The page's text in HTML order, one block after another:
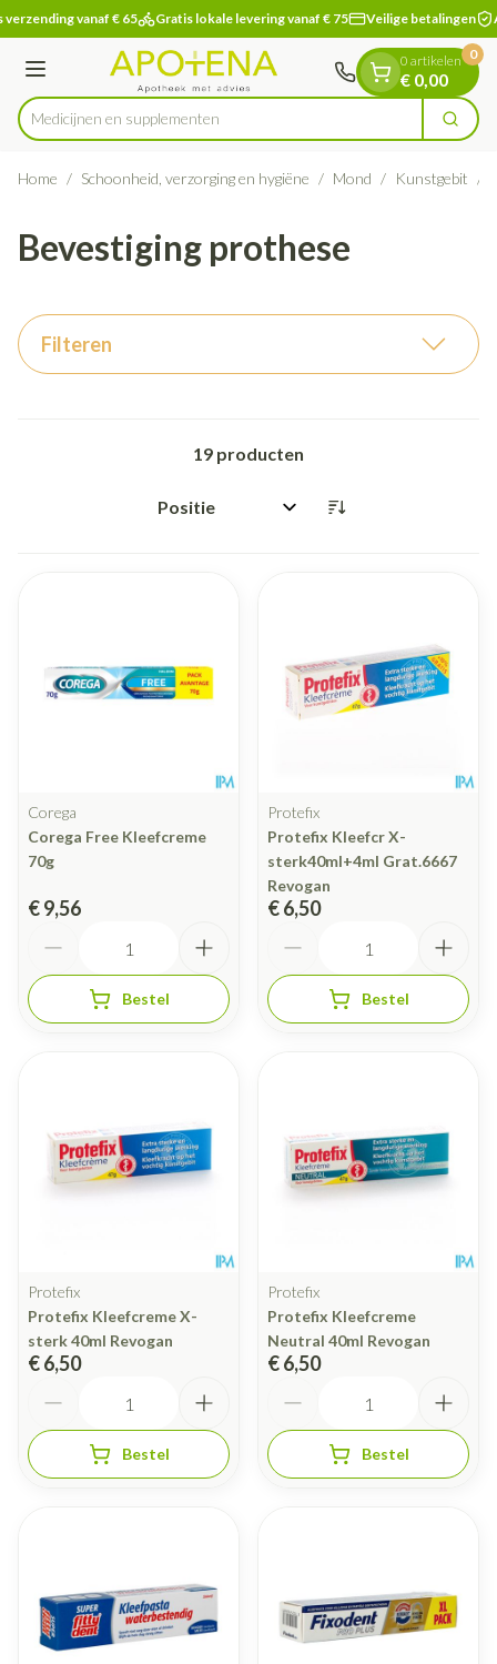
Ga naar de inhoud
1 van 1vanaf € 65 Gratis lokale levering vanaf € 75 Veilige betalingen
Menu
Product, merk, categorie...
Medicijnen Zoek
0 artikelen
€ 0,00
0
Home / Schoonheid, verzorging en hygiëne / Mond / Kunstgebit /
Bevestiging prothese
Filteren
19 producten
Sorteer op:
Corega
Corega Free Kleefcreme
70g
€ 9,56
Bestel
Protefix
Protefix Kleefcr X-
sterk40ml+4ml Grat.6667
Revogan
€ 6,50
Bestel
Protefix
Protefix Kleefcreme X-
sterk 40ml Revogan
€ 6,50
Bestel
Protefix
Protefix Kleefcreme
Neutral 40ml Revogan
€ 6,50
Bestel